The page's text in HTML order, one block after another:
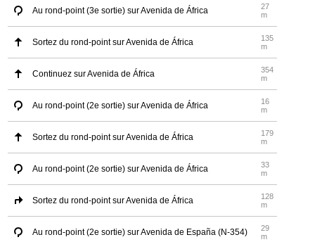
Au rond-point (3e sortie) sur Avenida de África
27
m
Sortez du rond-point sur Avenida de África
135
m
Continuez sur Avenida de África
354
m
Au rond-point (2e sortie) sur Avenida de África
16
m
Sortez du rond-point sur Avenida de África
179
m
Au rond-point (2e sortie) sur Avenida de África
33
m
Sortez du rond-point sur Avenida de África
128
m
Au rond-point (2e sortie) sur Avenida de España (N-354)
29
m